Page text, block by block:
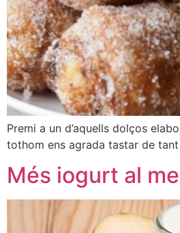
Premi a un d’aquells dolços
tothom ens agrada tastar de
Més iogurt al